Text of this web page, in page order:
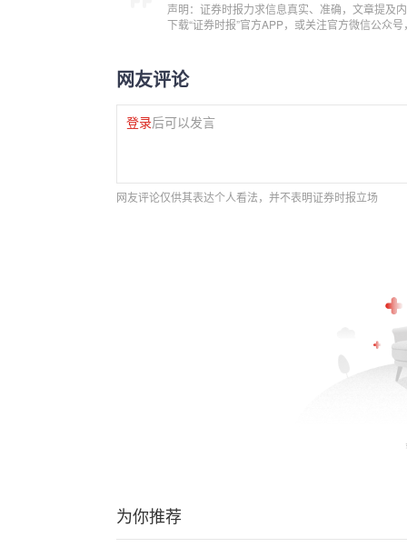
声明：证券时报力求信息真实、准确，文章提及
下载“证券时报”官方APP，或关注官方微信公众
网友评论
登录后可以发言
网友评论仅供其表达个人看法，并不表明证券时报立场
为你推荐